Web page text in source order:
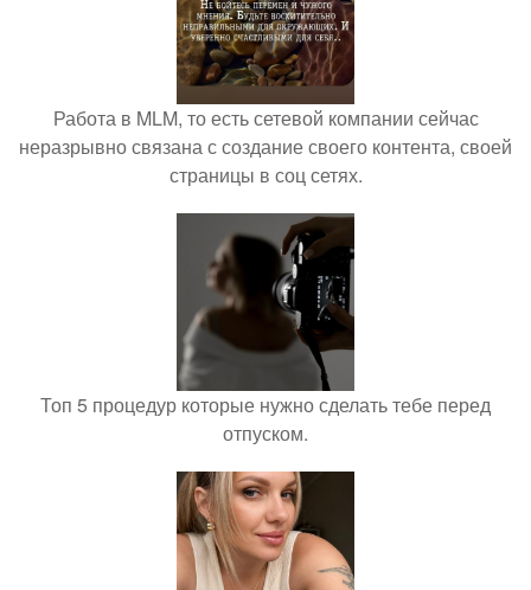
Работа в MLM, то есть сетевой компании сейчас
неразрывно связана с создание своего контента, своей
страницы в соц сетях.
Топ 5 процедур которые нужно сделать тебе перед
отпуском.